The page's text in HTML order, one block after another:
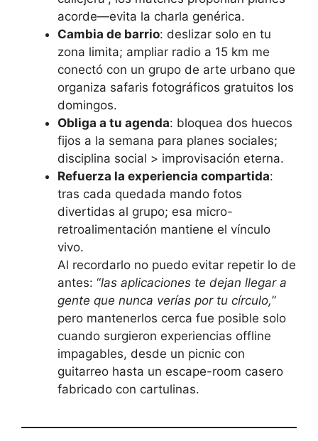
acorde—evita la charla genérica.
Cambia de barrio: deslizar solo en tu
zona limita; ampliar radio a 15 km me
conectó con un grupo de arte urbano que
organiza safaris fotográficos gratuitos los
domingos.
Obliga a tu agenda: bloquea dos huecos
fijos a la semana para planes sociales;
disciplina social > improvisación eterna.
Refuerza la experiencia compartida:
tras cada quedada mando fotos
divertidas al grupo; esa micro-
retroalimentación mantiene el vínculo
vivo.
Al recordarlo no puedo evitar repetir lo de
antes: “las aplicaciones te dejan llegar a
gente que nunca verías por tu círculo,”
pero mantenerlos cerca fue posible solo
cuando surgieron experiencias offline
impagables, desde un picnic con
guitarreo hasta un escape-room casero
fabricado con cartulinas.